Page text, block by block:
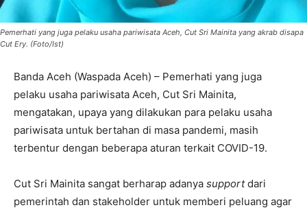
Pemerhati yang juga pelaku usaha pariwisata Aceh, Cut Sri Mainita yang akrab disapa
Cut Ery. (Foto/Ist)
Banda Aceh (Waspada Aceh) – Pemerhati yang juga
pelaku usaha pariwisata Aceh, Cut Sri Mainita,
mengatakan, upaya yang dilakukan para pelaku usaha
pariwisata untuk bertahan di masa pandemi, masih
terbentur dengan beberapa aturan terkait COVID-19.
Cut Sri Mainita sangat berharap adanya supportdari
pemerintah dan stakeholder untuk memberi peluang agar